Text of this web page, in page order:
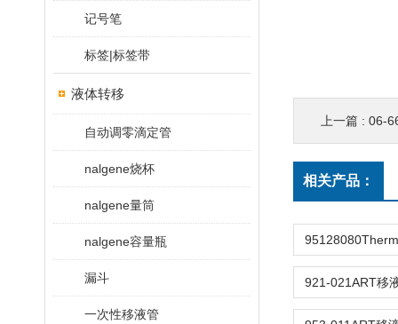
记号笔
标签|标签带
液体转移
自动调零滴定管
nalgene烧杯
nalgene量筒
nalgene容量瓶
漏斗
一次性移液管
上一篇 : 06-
相关产品：